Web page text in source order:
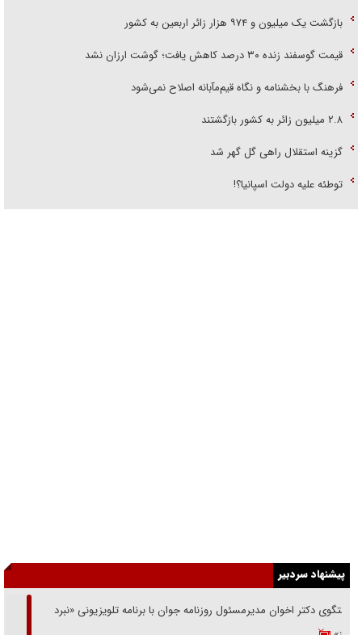
بازگشت یک میلیون و ۹۷۴ هزار زائر اربعین به کشور
قیمت گوسفند زنده ۳۰ درصد کاهش یافت؛ گوشت ارزان نشد
فرهنگ با بخشنامه و نگاه قیم‌مآبانه اصلاح نمی‌شود
۲.۸ میلیون زائر به کشور بازگشتند
گزینه استقلال راهی گل گهر شد
توطئه علیه دولت اسپانیا؟!